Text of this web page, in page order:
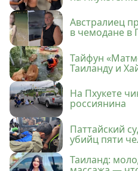
Австралиец
в чемодане в
Тайфун
Таиланду и
На Пхукете
россиянина
Паттайский
убийц пяти
Таиланд: